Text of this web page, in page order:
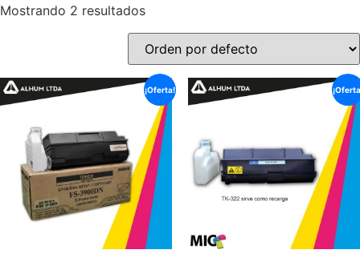
Mostrando 2 resultados
¡Oferta!